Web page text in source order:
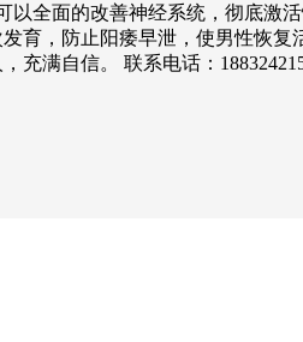
全面的改善神经系统，彻底激
育，防止阳痿早泄，使男性恢
满自信。 联系电话：